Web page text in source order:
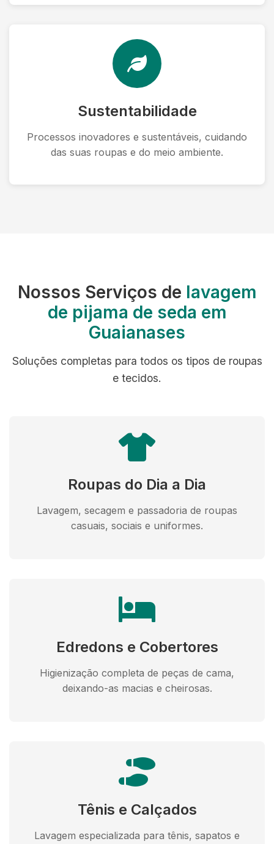
Sustentabilidade
Processos inovadores e sustentáveis, cuidando
das suas roupas e do meio ambiente.
Nossos Serviços de lavagem
de pijama de seda em
Guaianases
Soluções completas para todos os tipos de roupas
e tecidos.
Roupas do Dia a Dia
Lavagem, secagem e passadoria de roupas
casuais, sociais e uniformes.
Edredons e Cobertores
Higienização completa de peças de cama,
deixando-as macias e cheirosas.
Tênis e Calçados
Lavagem especializada para tênis, sapatos e